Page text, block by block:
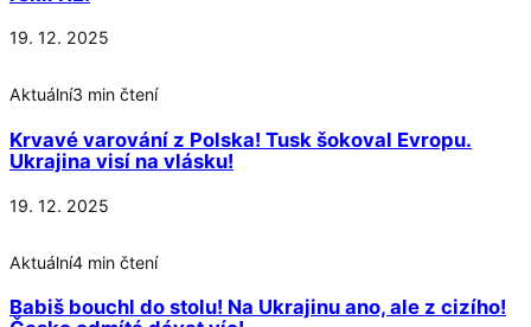
19. 12. 2025
Aktuální3 min čtení
Krvavé varování z Polska! Tusk šokoval Evropu.
Ukrajina visí na vlásku!
19. 12. 2025
Aktuální4 min čtení
Babiš bouchl do stolu! Na Ukrajinu ano, ale z cizího!